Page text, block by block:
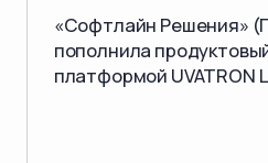
«Софтлайн Решения»
пополнила
платформой UVATRON